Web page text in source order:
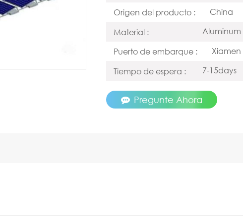
Origen del producto :
China
Material :
Aluminum
Puerto de embarque :
Xiamen
Tiempo de espera :
7-15days
Pregunte Ahora